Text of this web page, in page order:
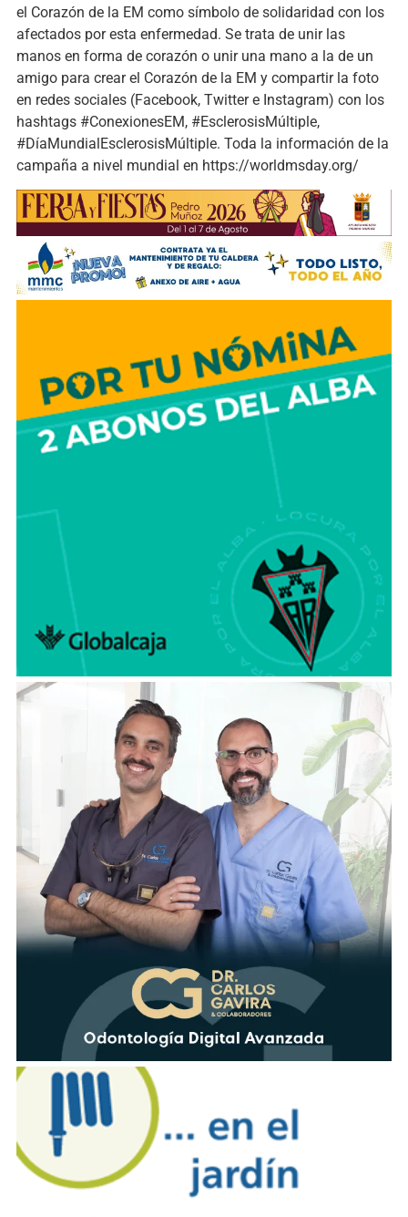
el Corazón de la EM como símbolo de solidaridad con los
afectados por esta enfermedad. Se trata de unir las
manos en forma de corazón o unir una mano a la de un
amigo para crear el Corazón de la EM y compartir la foto
en redes sociales (Facebook, Twitter e Instagram) con los
hashtags #ConexionesEM, #EsclerosisMúltiple,
#DíaMundialEsclerosisMúltiple. Toda la información de la
campaña a nivel mundial en https://worldmsday.org/